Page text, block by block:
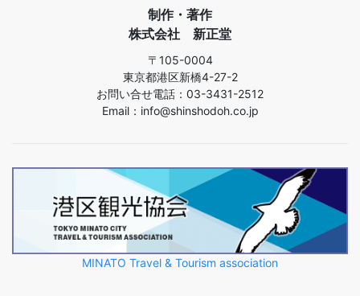
制作・著作
株式会社 新正堂
〒105-0004
東京都港区新橋4-27-2
お問い合せ電話：03-3431-2512
Email：info@shinshodoh.co.jp
MINATO Travel & Tourism association